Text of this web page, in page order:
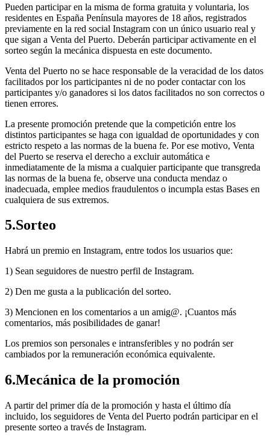
Pueden participar en la misma de forma gratuita y voluntaria, los
residentes en España Península mayores de 18 años, registrados
previamente en la red social Instagram con un único usuario real y
que sigan a Venta del Puerto. Deberán participar activamente en el
sorteo según la mecánica dispuesta en este documento.
Venta del Puerto no se hace responsable de la veracidad de los datos
facilitados por los participantes ni de no poder contactar con los
participantes y/o ganadores si los datos facilitados no son correctos o
tienen errores.
La presente promoción pretende que la competición entre los
distintos participantes se haga con igualdad de oportunidades y con
estricto respeto a las normas de la buena fe. Por ese motivo, Venta
del Puerto se reserva el derecho a excluir automática e
inmediatamente de la misma a cualquier participante que transgreda
las normas de la buena fe, observe una conducta mendaz o
inadecuada, emplee medios fraudulentos o incumpla estas Bases en
cualquiera de sus extremos.
5.Sorteo
Habrá un premio en Instagram, entre todos los usuarios que:
1) Sean seguidores de nuestro perfil de Instagram.
2) Den me gusta a la publicación del sorteo.
3) Mencionen en los comentarios a un amig@. ¡Cuantos más
comentarios, más posibilidades de ganar!
Los premios son personales e intransferibles y no podrán ser
cambiados por la remuneración económica equivalente.
6.Mecánica de la promoción
A partir del primer día de la promoción y hasta el último día
incluido, los seguidores de Venta del Puerto podrán participar en el
presente sorteo a través de Instagram.